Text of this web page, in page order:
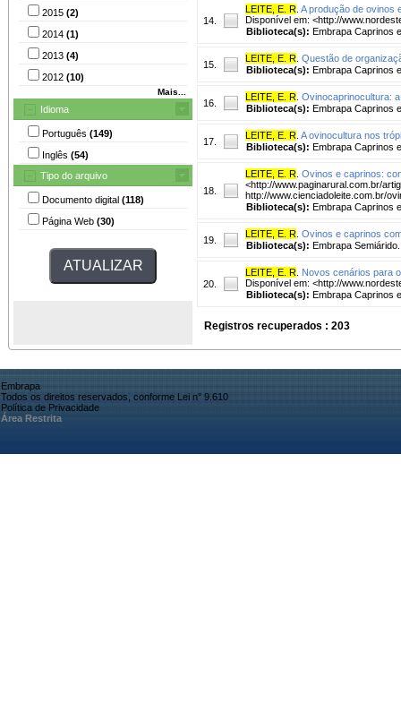
2015 (2)
2014 (1)
2013 (4)
2012 (10)
Mais...
Idioma
Português (149)
Inglês (54)
Tipo do arquivo
Documento digital (118)
Página Web (30)
14.
LEITE, E. R A produção de ovinos
Disponível em: <http://
Biblioteca(s): Embrapa Caprinos
15.
LEITE, E. R Questão de
Biblioteca(s): Embrapa Caprinos
16.
LEITE, E. R Ovinocaprinocultura:
Biblioteca(s): Embrapa Caprinos
17.
LEITE, E. R A ovinocultura nos
Biblioteca(s): Embrapa Caprinos
18.
LEITE, E. R Ovinos e caprinos:
<http://www.paginarural.com.br/
http://www.cienciadoleite.com.br/
Biblioteca(s): Embrapa Caprinos
19.
LEITE, E. R Ovinos e caprinos
Biblioteca(s): Embrapa Semiárido.
20.
LEITE, E. R Novos cenários para
Disponível em: <http://
Biblioteca(s): Embrapa Caprinos
Registros recuperados : 203
Embrapa
Todos os direitos reservados, conforme Lei n° 9.610
Política de Privacidade
Área Restrita